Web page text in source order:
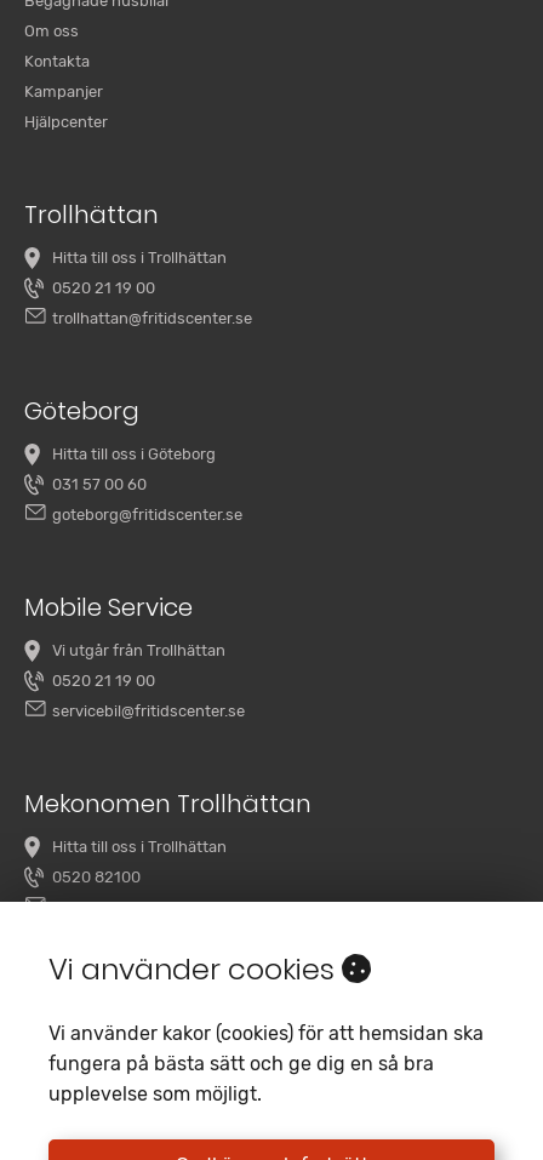
Om oss
Kontakta
Kampanjer
Hjälpcenter
Trollhättan
Hitta till oss i Trollhättan
0520 21 19 00
trollhattan@fritidscenter.se
Göteborg
Hitta till oss i Göteborg
031 57 00 60
goteborg@fritidscenter.se
Mobile Service
Vi utgår från Trollhättan
0520 21 19 00
servicebil@fritidscenter.se
Mekonomen Trollhättan
Hitta till oss i Trollhättan
0520 82100
overby@mekonomenbilverkstad.se
Copyright 2020 Fritidscenter
Vi använder cookies
Vi använder kakor (cookies) för att hemsidan ska
fungera på bästa sätt och ge dig en så bra
upplevelse som möjligt.